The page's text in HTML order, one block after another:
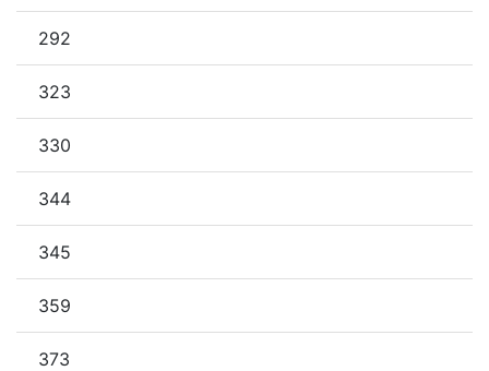
292
323
330
344
345
359
373